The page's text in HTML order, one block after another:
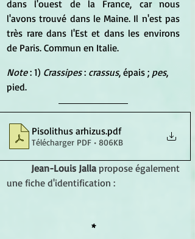
dans l'ouest de la France, car nous
l'avons trouvé dans le Maine. Il n'est pas
très rare dans l'Est et dans les environs
de Paris. Commun en Italie.
Note : 1) Crassipes : crassus, épais ; pes,
pied.
Pisolithus arhizus.pdf
Télécharger PDF • 806KB
Jean-Louis Jalla propose également
une fiche d'identification :
*